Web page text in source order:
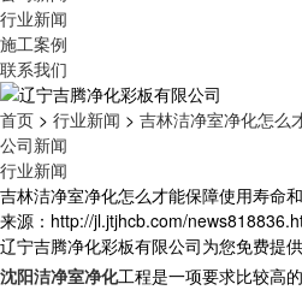
行业新闻
施工案例
联系我们
首页 > 行业新闻 > 吉林洁净室净化怎么
公司新闻
行业新闻
吉林洁净室净化怎么才能保障使用寿命
来源：http://jl.jtjhcb.com/
辽宁吉腾净化彩板有限公司为您免费提供
沈阳洁净室净化工程是一项要求比较高